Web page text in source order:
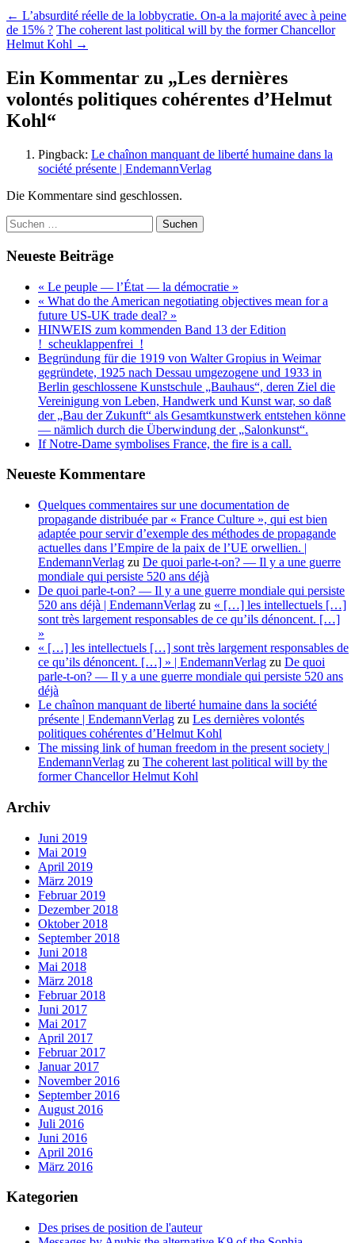
Beitragsnavigation
← L’absurdité réelle de la lobbycratie. On-a la majorité avec à peine
de 15% ? The coherent last political will by the former Chancellor
Helmut Kohl →
Ein Kommentar zu „Les dernières
volontés politiques cohérentes d’Helmut
Kohl“
Pingback: Le chaînon manquant de liberté humaine dans la
société présente | EndemannVerlag
Die Kommentare sind geschlossen.
Suchen
nach:
Neueste Beiträge
« Le peuple — l’État — la démocratie »
« What do the American negotiating objectives mean for a
future US-UK trade deal? »
HINWEIS zum kommenden Band 13 der Edition
!_scheuklappenfrei_!
Begründung für die 1919 von Walter Gropius in Weimar
gegründete, 1925 nach Dessau umgezogene und 1933 in
Berlin geschlossene Kunstschule „Bauhaus“, deren Ziel die
Vereinigung von Leben, Handwerk und Kunst war, so daß
der „Bau der Zukunft“ als Gesamtkunstwerk entstehen könne
— nämlich durch die Überwindung der „Salonkunst“.
If Notre-Dame symbolises France, the fire is a call.
Neueste Kommentare
Quelques commentaires sur une documentation de
propagande distribuée par « France Culture », qui est bien
adaptée pour servir d’exemple des méthodes de propagande
actuelles dans l’Empire de la paix de l’UE orwellien. |
EndemannVerlag zu De quoi parle-t-on? — Il y a une guerre
mondiale qui persiste 520 ans déjà
De quoi parle-t-on? — Il y a une guerre mondiale qui persiste
520 ans déjà | EndemannVerlag zu « […] les intellectuels […]
sont très largement responsables de ce qu’ils dénoncent. […]
»
« […] les intellectuels […] sont très largement responsables de
ce qu’ils dénoncent. […] » | EndemannVerlag zu De quoi
parle-t-on? — Il y a une guerre mondiale qui persiste 520 ans
déjà
Le chaînon manquant de liberté humaine dans la société
présente | EndemannVerlag zu Les dernières volontés
politiques cohérentes d’Helmut Kohl
The missing link of human freedom in the present society |
EndemannVerlag zu The coherent last political will by the
former Chancellor Helmut Kohl
Archiv
Juni 2019
Mai 2019
April 2019
März 2019
Februar 2019
Dezember 2018
Oktober 2018
September 2018
Juni 2018
Mai 2018
März 2018
Februar 2018
Juni 2017
Mai 2017
April 2017
Februar 2017
Januar 2017
November 2016
September 2016
August 2016
Juli 2016
Juni 2016
April 2016
März 2016
Kategorien
Des prises de position de l'auteur